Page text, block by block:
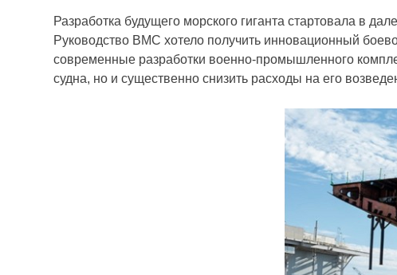
Разработка будущего морского гиганта стартовала в
Руководство ВМС хотело получить инновационный
современные разработки военно-промышленного
судна, но и существенно снизить расходы на его